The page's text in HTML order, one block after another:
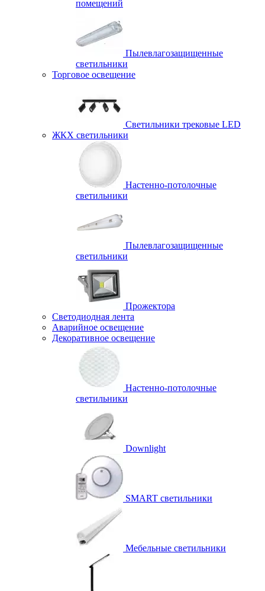
помещений
Пылевлагозащищенные
светильники
Торговое освещение
Светильники трековые LED
ЖКХ светильники
Настенно-потолочные
светильники
Пылевлагозащищенные
светильники
Прожектора
Светодиодная лента
Аварийное освещение
Декоративное освещение
Настенно-потолочные
светильники
Downlight
SMART светильники
Мебельные светильники